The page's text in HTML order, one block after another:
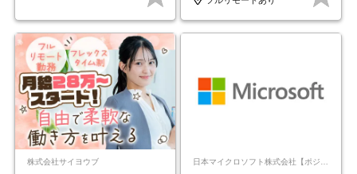
株式会社サイヨウブ 日本マイクロソフト株式会社【ポジションマッチ登録】